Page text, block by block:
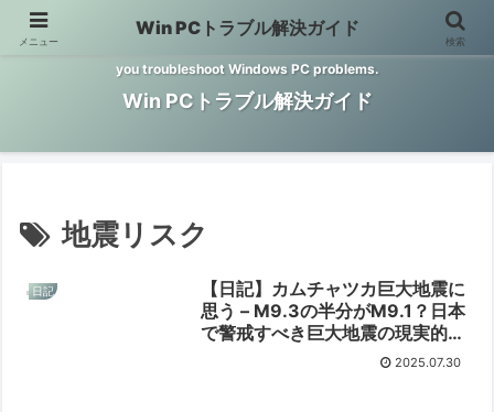
Windows PCのトラブル解決をお手伝いするサイトです。 This site helps
you troubleshoot Windows PC problems.
Win PCトラブル解決ガイド
地震リスク
日記
【日記】カムチャツカ巨大地震に
思う – M9.3の半分がM9.1？日本
で警戒すべき巨大地震の現実的脅
威と対策【2025/07/30】2025.07.30
メニュー
Win PCトラブル解決ガイド
検索